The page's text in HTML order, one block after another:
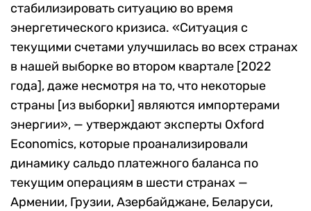
стабилизировать ситуацию во время
энергетического кризиса. «Ситуация с
текущими счетами улучшилась во всех странах
в нашей выборке во втором квартале [2022
года], даже несмотря на то, что некоторые
страны [из выборки] являются импортерами
энергии», — утверждают эксперты Oxford
Economics, которые проанализировали
динамику сальдо платежного баланса по
текущим операциям в шести странах —
Армении, Грузии, Азербайджане, Беларуси,